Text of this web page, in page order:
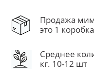
Продажа
это 1 коробка
Среднее
кг. 10-12 шт